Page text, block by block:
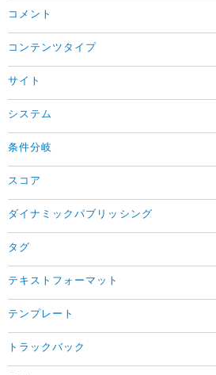
コメント
コンテンツタイプ
サイト
システム
条件分岐
スコア
ダイナミックパブリッシング
タグ
テキストフォーマット
テンプレート
トラックバック